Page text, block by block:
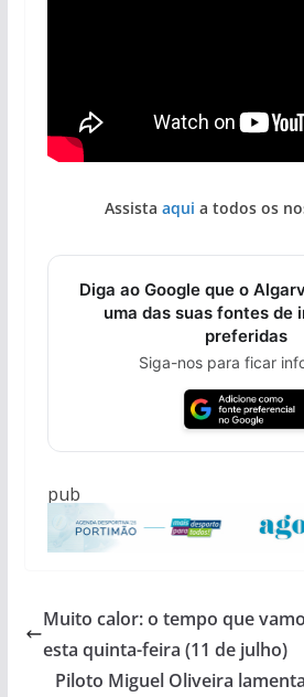
Assista aqui a todos os
Diga ao Google que o
uma das suas fontes de
preferidas
Siga-nos para ficar
pub
Muito calor: o tempo que
esta quinta-feira (11 de julho)
Piloto Miguel Oliveira